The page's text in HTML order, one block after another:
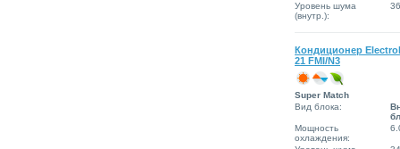
Уровень шума
(внутр.):
Кондиционер
21 FMI/N3
Super Match
Вид блока:
Мощность
охлаждения: